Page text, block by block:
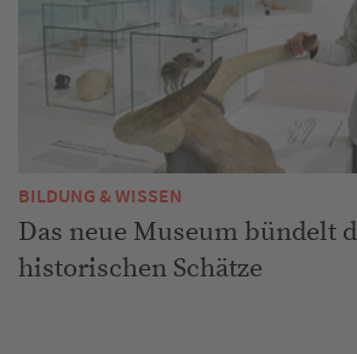
BILDUNG & WISSEN
Das neue Museum bündelt
historischen Schätze